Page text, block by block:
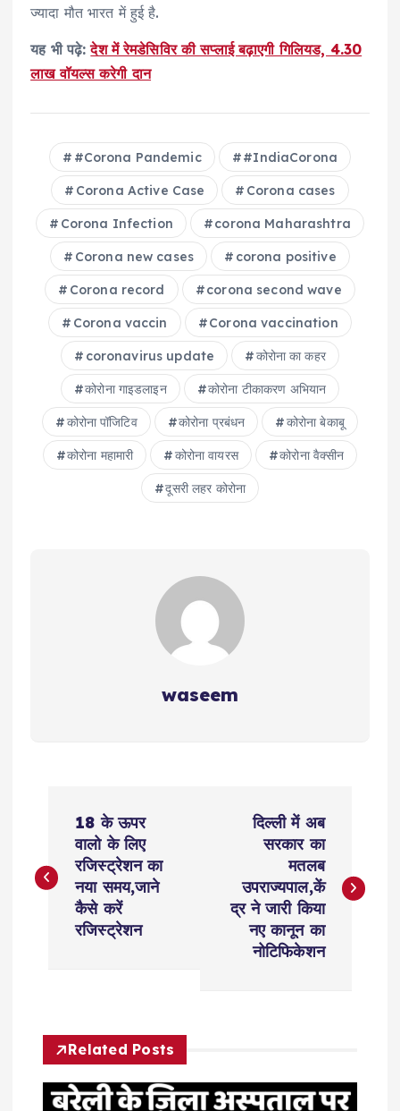
ज्यादा मौत भारत में हुई है.
यह भी पढ़े:देश में रेमडेसिविर की सप्लाई बढ़ाएगी गिलियड, 4.30
लाख वॉयल्स करेगी दान
#Corona Pandemic #IndiaCorona
Corona Active Case Corona cases
Corona Infection corona Maharashtra
Corona new cases corona positive
Corona record corona second wave
Corona vaccin Corona vaccination
coronavirus update कोरोना का कहर
कोरोना गाइडलाइन कोरोना टीकाकरण अभ‍ियान
कोरोना पॉजिटिव कोरोना प्रबंधन कोरोना बेकाबू
कोरोना महामारी कोरोना वायरस कोरोना वैक्‍सीन
दूसरी लहर कोरोना
waseem
s
a
v
18 के ऊपर
वालो के लिए
रजिस्ट्रेशन का
नया समय,जाने
कैसे करें
रजिस्ट्रेशन
दिल्ली में अब
सरकार का
मतलब
उपराज्यपाल,कें
द्र ने जारी किया
नए कानून का
नोटिफिकेशन
Related Posts